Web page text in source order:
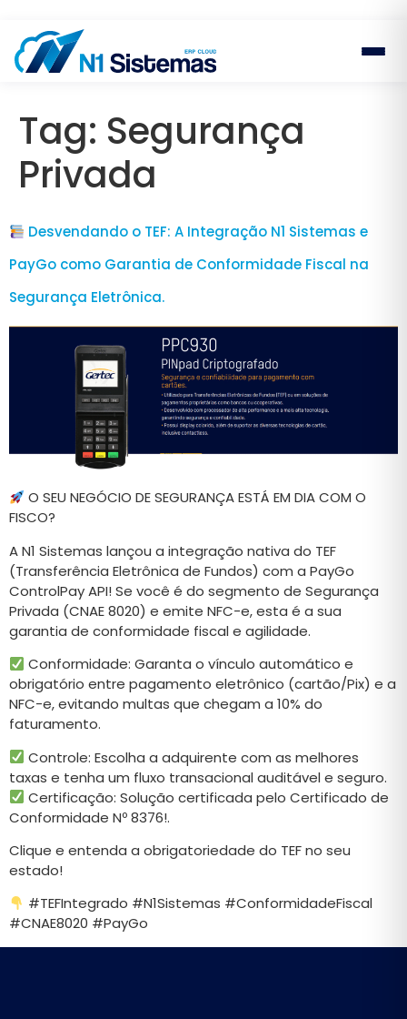
Tag: Segurança
Privada
Desvendando o TEF: A Integração N1 Sistemas e
PayGo como Garantia de Conformidade Fiscal na
Segurança Eletrônica.
O SEU NEGÓCIO DE SEGURANÇA ESTÁ EM DIA COM O
FISCO?
A N1 Sistemas lançou a integração nativa do TEF
(Transferência Eletrônica de Fundos) com a PayGo
ControlPay API! Se você é do segmento de Segurança
Privada (CNAE 8020) e emite NFC-e, esta é a sua
garantia de conformidade fiscal e agilidade.
Conformidade: Garanta o vínculo automático e
obrigatório entre pagamento eletrônico (cartão/Pix) e a
NFC-e, evitando multas que chegam a 10% do
faturamento.
Controle: Escolha a adquirente com as melhores
taxas e tenha um fluxo transacional auditável e seguro.
Certificação: Solução certificada pelo Certificado de
Conformidade Nº 8376!.
Clique e entenda a obrigatoriedade do TEF no seu
estado!
#TEFIntegrado #N1Sistemas #ConformidadeFiscal
#CNAE8020 #PayGo